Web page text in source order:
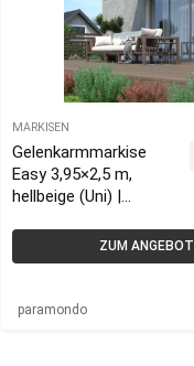
MARKISEN
Gelenkarmmarkise
Easy 3,95×2,5 m,
hellbeige (Uni) |
ZUM ANGEBOT
paramondo